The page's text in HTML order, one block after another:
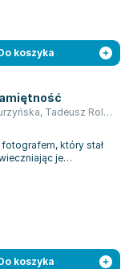
koszyka
, Tadeusz Rolke
który stał
je
aparatu. Je...
koszyka